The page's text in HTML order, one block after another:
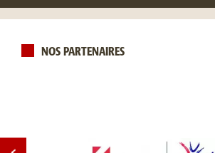
NOS PARTENAIRES